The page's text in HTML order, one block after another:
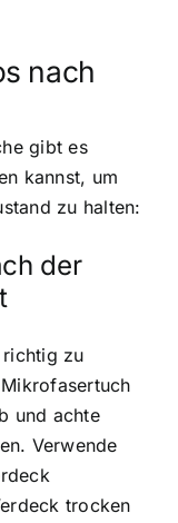
nach
gibt es
kannst, um
zu halten:
der
richtig zu
und achte
Verwende
trocken